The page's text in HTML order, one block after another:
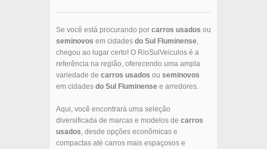
Se você está procurando por carros usados ou
seminovos em cidades do Sul Fluminense,
chegou ao lugar certo! O RioSulVeiculos é a
referência na região, oferecendo uma ampla
variedade de carros usados ou seminovos
em cidades do Sul Fluminense e arredores.
Aqui, você encontrará uma seleção
diversificada de marcas e modelos de carros
usados, desde opções econômicas e
compactas até carros mais espaçosos e